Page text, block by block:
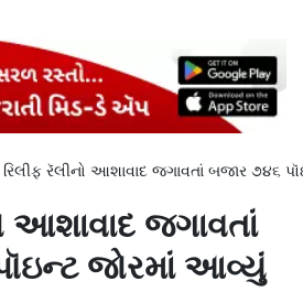
રિલીફ રૅલીનો આશાવાદ જગાવતાં બજાર ૭૪૬
આશાવાદ જગાવતાં
જોરમાં આવ્યું